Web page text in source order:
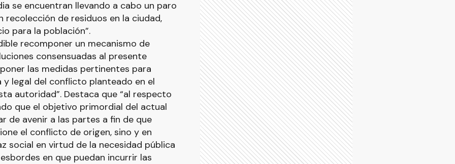
se encuentran llevando a cabo un paro
de residuos en la ciudad,
para la población”.
recomponer un mecanismo de
consensuadas al presente
las medidas pertinentes para
legal del conflicto planteado en el
autoridad”. Destaca que “al respecto
que el objetivo primordial del actual
de avenir a las partes a fin de que
el conflicto de origen, sino y en
social en virtud de la necesidad pública
en que puedan incurrir las